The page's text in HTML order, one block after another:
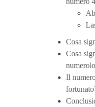
Cosa
Cosa
Il